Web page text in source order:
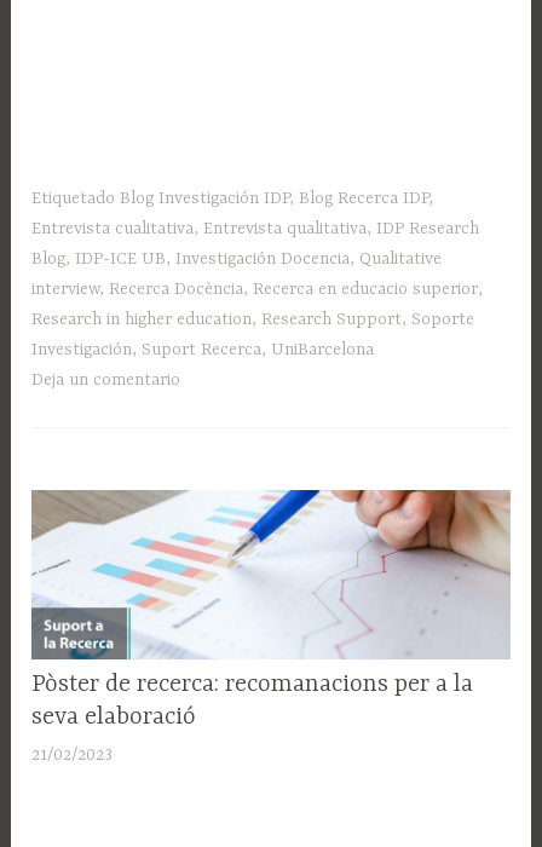
Etiquetado Blog Investigación IDP, Blog Recerca IDP,
Entrevista cualitativa, Entrevista qualitativa, IDP Research
Blog, IDP-ICE UB, Investigación Docencia, Qualitative
interview, Recerca Docència, Recerca en educacio superior,
Research in higher education, Research Support, Soporte
Investigación, Suport Recerca, UniBarcelona
Deja un comentario
SUPORT
A LA
Pòster de recerca: recomanacions per a la
seva elaboració
21/02/2023